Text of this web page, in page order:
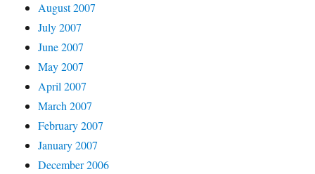
August 2007
July 2007
June 2007
May 2007
April 2007
March 2007
February 2007
January 2007
December 2006